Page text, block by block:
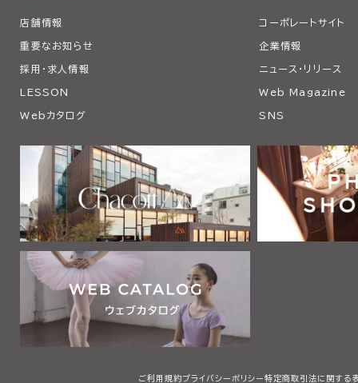
店舗情報 コーポレートサイト
重要なお知らせ 企業情報
採用・求人情報 ニュース・リリース
LESSON Web Magazine
Webカタログ SNS
ご利用規約プライバシーポリシー 特定商取引法に関する